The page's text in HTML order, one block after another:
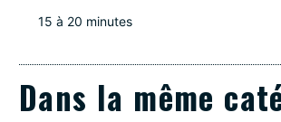
15 à 20 minutes
Dans la même